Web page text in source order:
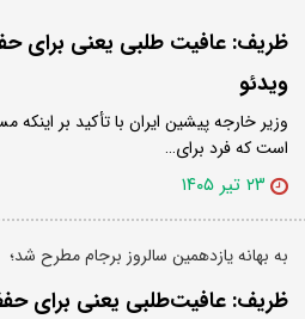
ظریف: عافیت طلبی یعنی برای
ویدئو
وزیر خارجه پیشین ایران با تأکید بر
است که فرد برای…
۲۳ تیر ۱۴۰۵
به بهانه یازدهمین سالروز برجام مطرح شد؛
ظریف: عافیت‌طلبی یعنی برای